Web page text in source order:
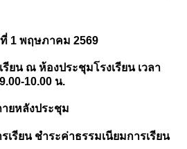
1 พฤษภาคม 2569
ยน ณ ห้องประชุมโรงเรียน เวลา
9.00-10.00 น.
ยหลังประชุม
รียน ชำระค่าธรรมเนียมการเรียน